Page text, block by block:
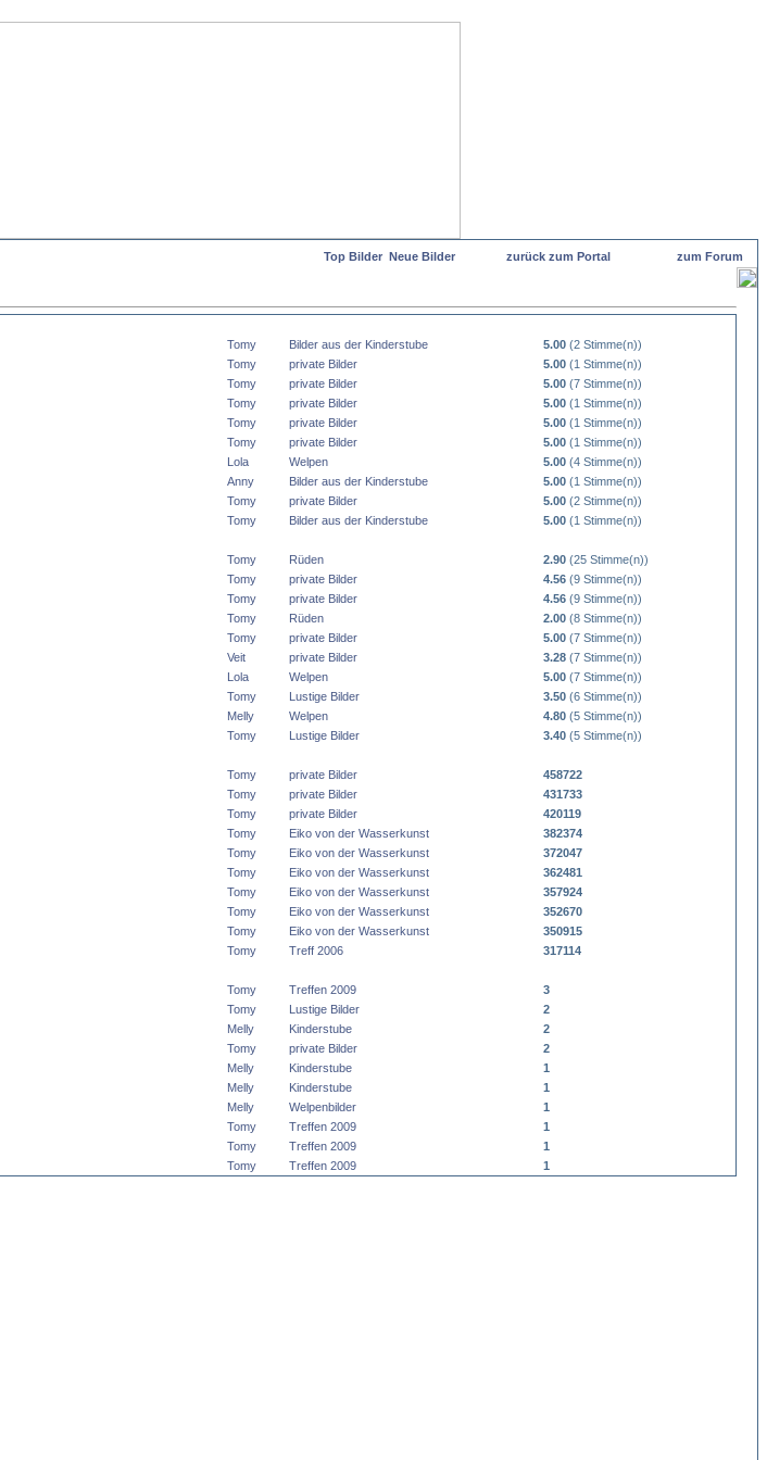
Top Bilder Neue Bilder zurück zum Portal
zum Forum
Tomy Bilder aus der Kinderstube 5.00 (2 Stimme(n))
Tomy private Bilder 5.00 (1 Stimme(n))
Tomy private Bilder 5.00 (7 Stimme(n))
Tomy private Bilder 5.00 (1 Stimme(n))
Tomy private Bilder 5.00 (1 Stimme(n))
Tomy private Bilder 5.00 (1 Stimme(n))
Lola Welpen 5.00 (4 Stimme(n))
Anny Bilder aus der Kinderstube 5.00 (1 Stimme(n))
Tomy private Bilder 5.00 (2 Stimme(n))
Tomy Bilder aus der Kinderstube 5.00 (1 Stimme(n))
Tomy Rüden 2.90 (25 Stimme(n))
Tomy private Bilder 4.56 (9 Stimme(n))
Tomy private Bilder 4.56 (9 Stimme(n))
Tomy Rüden 2.00 (8 Stimme(n))
Tomy private Bilder 5.00 (7 Stimme(n))
Veit private Bilder 3.28 (7 Stimme(n))
Lola Welpen 5.00 (7 Stimme(n))
Tomy Lustige Bilder 3.50 (6 Stimme(n))
Melly Welpen 4.80 (5 Stimme(n))
Tomy Lustige Bilder 3.40 (5 Stimme(n))
Tomy private Bilder
458722
Tomy private Bilder
431733
Tomy private Bilder
420119
Tomy Eiko von der Wasserkunst
382374
Tomy Eiko von der Wasserkunst
372047
Tomy Eiko von der Wasserkunst
362481
Tomy Eiko von der Wasserkunst
357924
Tomy Eiko von der Wasserkunst
352670
Tomy Eiko von der Wasserkunst
350915
Tomy Treff 2006
317114
Tomy Treffen 2009
3
Tomy Lustige Bilder
2
Melly Kinderstube
2
Tomy private Bilder
2
Melly Kinderstube
1
Melly Kinderstube
1
Melly Welpenbilder
1
Tomy Treffen 2009
1
Tomy Treffen 2009
1
Tomy Treffen 2009 1